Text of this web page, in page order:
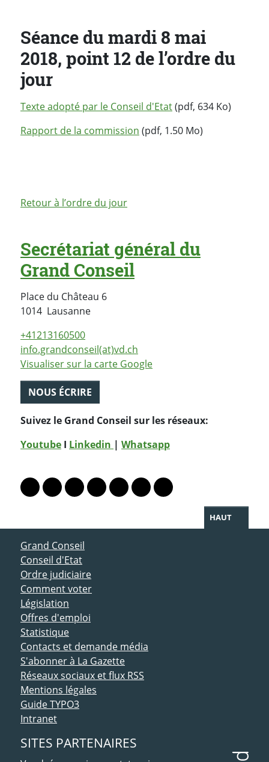
Séance du mardi 8 mai
2018, point 12 de l’ordre du
jour
Texte adopté par le Conseil d'Etat(pdf, 634 Ko)
Rapport de la commission (pdf, 1.50 Mo)
Retour à l’ordre du jour
Secrétariat général du
Grand Conseil
Place du Château 6
1014 LausanneSuisse
+41213160500
info.grandconseil(at)vd.ch
Visualiser sur la carte Google
NOUS ÉCRIRE
Suivez le Grand Conseil sur les réseaux:
Youtube I Linkedin | Whatsapp
Lien vers le profil Mastodon
Lien vers le profil Bluesky
Lien vers le profil Instagram
Lien vers le profil Linkedin
Lien vers le profil Facebook
Lien vers le profil Twitter
Partager par WhatsApp
HAUT
ACCÈS DIRECT
Grand Conseil
Conseil d'Etat
Ordre judiciaire
Comment voter
Législation
Offres d'emploi
Statistique
Contacts et demande média
S'abonner à La Gazette
Réseaux sociaux et flux RSS
Mentions légales
Guide TYPO3
Intranet
SITES PARTENAIRES